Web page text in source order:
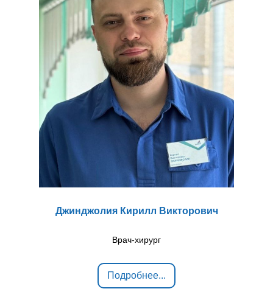
Джинджолия Кирилл Викторович
Врач-хирург
Подробнее...